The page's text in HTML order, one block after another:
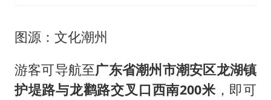
图源：文化潮州
游客可导航至广东省潮州市潮安区龙湖镇
护堤路与龙鹳路交叉口西南200米，即可